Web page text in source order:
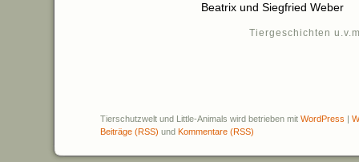
Beatrix und Siegfried Weber
Tiergeschichten
Tierschutzwelt und Little-Animals wird betrieben mit WordPress |
Beiträge (RSS) und Kommentare (RSS)